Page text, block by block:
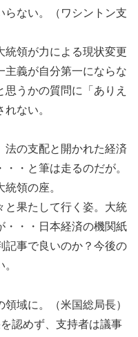
らない。（ワシントン支
統領が力による現状変更
主義が自分第一にならな
うかの質問に「ありえ
ない。
法の支配と開かれた経済
・と筆は走るのだが。
領の座。
と果たして行く姿。大統
・・・日本経済の機関紙
記事で良いのか？今後の
域に。（米国総局長）
認めず、支持者は議事